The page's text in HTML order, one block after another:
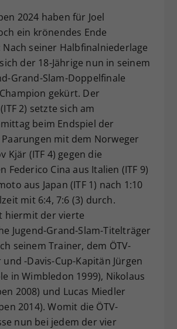
2024 haben für Joel
ein krönendes Ende
seiner Halbfinalniederlage
der 18-Jährige nun in seinem
Grand-Slam-Doppelfinale
gekürt. Der
2) setzte sich am
beim Endspiel der
mit dem Norweger
Kjär (ITF 4) gegen die
Federico Cina aus Italien (ITF 9)
aus Japan (ITF 1) nach 1:10
mit 6:4, 7:6 (3) durch.
hiermit der vierte
Jugend-Grand-Slam-Titelträger
seinem Trainer, dem ÖTV-
-Davis-Cup-Kapitän Jürgen
in Wimbledon 1999), Nikolaus
2008) und Lucas Miedler
2014). Womit die ÖTV-
nun bei jedem der vier
Wert speichert Ihre Consent-
Einstellungen. Unter anderem eine
Speicherung Ihrer
Einstellungen, falls der
Betreiber dies eingestellt